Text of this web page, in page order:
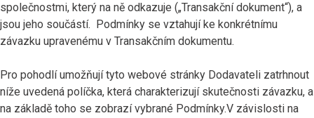
společnostmi, který na ně odkazuje („Transakční dokument“), a
jsou jeho součástí. Podmínky se vztahují ke konkrétnímu
závazku upravenému v Transakčním dokumentu.
Pro pohodlí umožňují tyto webové stránky Dodavateli zatrhnout
níže uvedená políčka, která charakterizují skutečnosti závazku, a
na základě toho se zobrazí vybrané Podmínky.V závislosti na